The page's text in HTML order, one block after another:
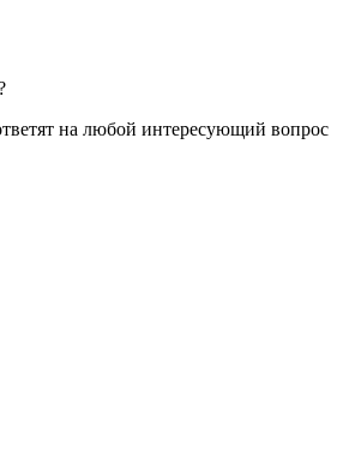
на любой интересующий вопрос